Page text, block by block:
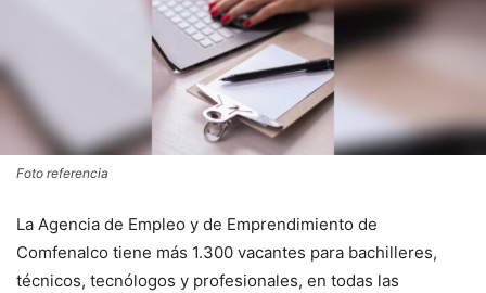
Foto referencia
La Agencia de Empleo y de Emprendimiento de
Comfenalco tiene más 1.300 vacantes para bachilleres,
técnicos, tecnólogos y profesionales, en todas las